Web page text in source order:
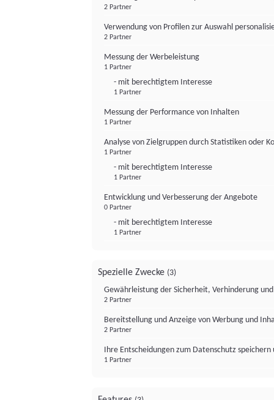
2 Partner
Verwendung von Profilen zur Auswahl
2 Partner
Messung der Werbeleistung
1 Partner
- mit berechtigtem Interesse
1 Partner
Messung der Performance von Inhalten
1 Partner
Analyse von Zielgruppen durch Statistiken oder
1 Partner
- mit berechtigtem Interesse
1 Partner
Entwicklung und Verbesserung der Angebote
0 Partner
- mit berechtigtem Interesse
1 Partner
Spezielle Zwecke (3)
Gewährleistung der Sicherheit, Verhinderung
2 Partner
Bereitstellung und Anzeige von Werbung und
2 Partner
Ihre Entscheidungen zum Datenschutz
1 Partner